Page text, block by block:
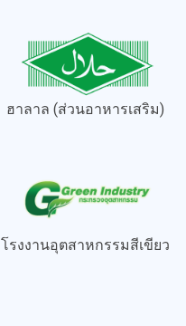
ฮาลาล (ส่วนอาหารเสริม)
โรงงานอุตสาหกรรมสีเขียว